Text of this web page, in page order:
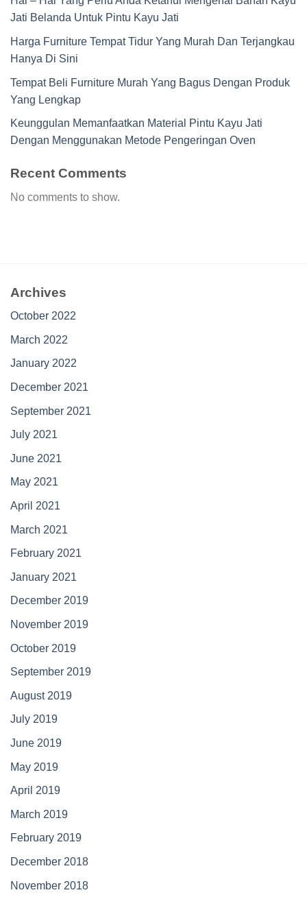
Jati Belanda Untuk Pintu Kayu Jati
Harga Furniture Tempat Tidur Yang Murah Dan Terjangkau
Hanya Di Sini
Tempat Beli Furniture Murah Yang Bagus Dengan Produk
Yang Lengkap
Keunggulan Memanfaatkan Material Pintu Kayu Jati
Dengan Menggunakan Metode Pengeringan Oven
Recent Comments
No comments to show.
Archives
October 2022
March 2022
January 2022
December 2021
September 2021
July 2021
June 2021
May 2021
April 2021
March 2021
February 2021
January 2021
December 2019
November 2019
October 2019
September 2019
August 2019
July 2019
June 2019
May 2019
April 2019
March 2019
February 2019
December 2018
November 2018